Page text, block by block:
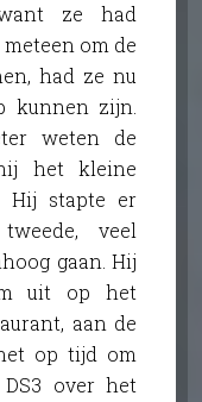
ze had
om de
had ze nu
kunnen zijn.
weten de
het kleine
Hij stapte er
veel
gaan. Hij
uit op het
aan de
op tijd om
over het